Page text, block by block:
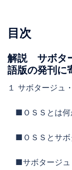
目次
解説 サボタ
語版の発刊に
１ サボタージュ
■ＯＳＳとは何
■ＯＳＳとサボ
■サボタージュ